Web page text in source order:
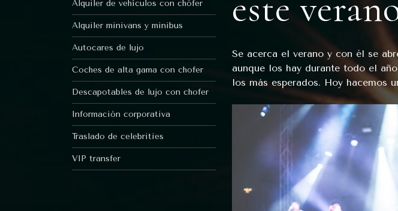
Se acerca el verano y con él se
aunque los hay durante todo el
los más esperados. Hoy hacemos
Alquiler de vehículos con chófer
Alquiler minivans y minibus
Autocares de lujo
Coches de alta gama con chofer
Descapotables de lujo con chofer
Información corporativa
Traslado de celebrities
VIP transfer